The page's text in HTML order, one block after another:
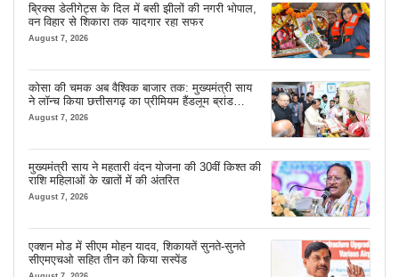
ब्रिक्स डेलीगेट्स के दिल में बसी झीलों की नगरी भोपाल,
वन विहार से शिकारा तक यादगार रहा सफर
August 7, 2026
कोसा की चमक अब वैश्विक बाजार तक: मुख्यमंत्री साय
ने लॉन्च किया छत्तीसगढ़ का प्रीमियम हैंडलूम ब्रांड
‘कोशल फैब’
August 7, 2026
मुख्यमंत्री साय ने महतारी वंदन योजना की 30वीं किश्त की
राशि महिलाओं के खातों में की अंतरित
August 7, 2026
एक्शन मोड में सीएम मोहन यादव, शिकायतें सुनते-सुनते
सीएमएचओ सहित तीन को किया सस्पेंड